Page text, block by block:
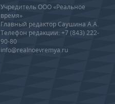
Учредитель ООО «Реальное
время»
Главный редактор Саушина А.А.
Телефон редакции: +7 (843) 222-
90-80
info@realnoevremya.ru